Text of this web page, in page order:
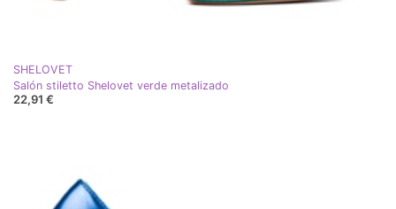
SHELOVET
Salón stiletto Shelovet verde metalizado
22,91 €